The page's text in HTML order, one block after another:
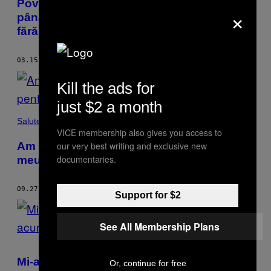
Poveștile femeilor care erau anti-avort
până s-au trezit că au rămas însărcinate
fără să vrea
03.15.22 MAUD DROSTE
Salute
Am fost total nepregătită pentru avortul
meu pentru că nu se vorbește despre asta
09.27.21
Mi-am infectat părinții cu coronavirus și
×
Kill the ads for
just $2 a month
VICE membership also gives you access to
our very best writing and exclusive new
documentaries.
Support for $2
See All Membership Plans
Or, continue for free